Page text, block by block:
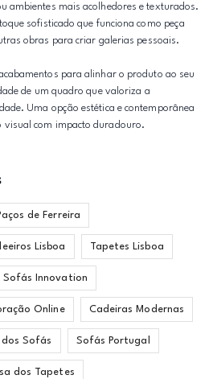
ambientes mais acolhedores e texturados.
sofisticado que funciona como peça
obras para criar galerias pessoais.
para alinhar o produto ao seu
de um quadro que valoriza a
Uma opção estética e contemporânea
visual com impacto duradouro.
de Ferreira
Lisboa Tapetes Lisboa
Sofás Innovation
Online Cadeiras Modernas
dos Sofás Sofás Portugal
dos Tapetes